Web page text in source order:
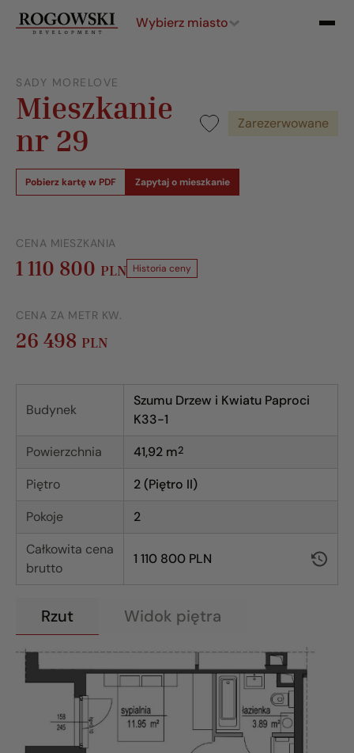
Wybierz miasto
SADY MORELOVE
Mieszkanie
nr 29
Zarezerwowane
Pobierz kartę w PDF Zapytaj o mieszkanie
CENA MIESZKANIA
1 110 800 PLN Historia ceny
CENA ZA METR KW.
26 498 PLN
Budynek
Szumu Drzew i Kwiatu Paproci
K33-1
Powierzchnia
41,92 m2
Piętro
2 (Piętro II)
Pokoje
2
Całkowita cena
brutto
1 110 800 PLN
Rzut Widok piętra